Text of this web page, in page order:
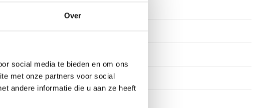
Over
social media te bieden en om ons
met onze partners voor social
andere informatie die u aan ze heeft
Aluminium
3 regels